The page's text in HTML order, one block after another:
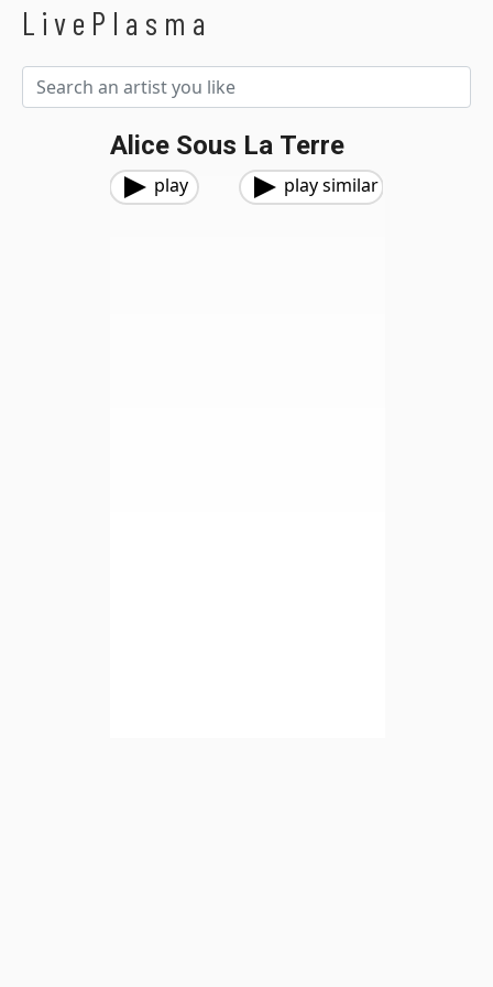
LivePlasma
Alice Sous La Terre
play play similar